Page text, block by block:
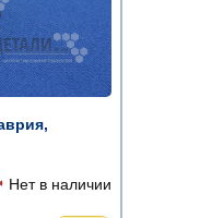
Нет в наличии